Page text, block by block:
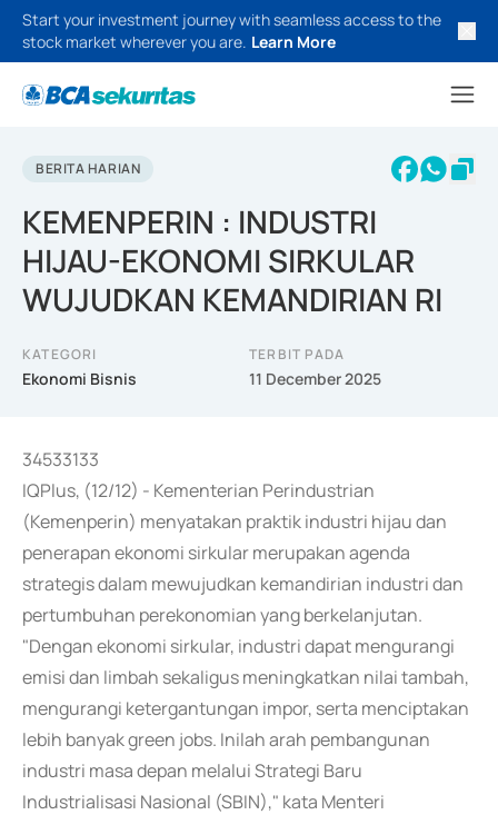
Start your investment journey with seamless access to the
stock market wherever you are. Learn More
BERITA HARIAN
KEMENPERIN : INDUSTRI
HIJAU-EKONOMI SIRKULAR
WUJUDKAN KEMANDIRIAN RI
KATEGORI
Ekonomi Bisnis
TERBIT PADA
11 December 2025
34533133
IQPlus, (12/12) - Kementerian Perindustrian
(Kemenperin) menyatakan praktik industri hijau dan
penerapan ekonomi sirkular merupakan agenda
strategis dalam mewujudkan kemandirian industri dan
pertumbuhan perekonomian yang berkelanjutan.
"Dengan ekonomi sirkular, industri dapat mengurangi
emisi dan limbah sekaligus meningkatkan nilai tambah,
mengurangi ketergantungan impor, serta menciptakan
lebih banyak green jobs. Inilah arah pembangunan
industri masa depan melalui Strategi Baru
Industrialisasi Nasional (SBIN)," kata Menteri